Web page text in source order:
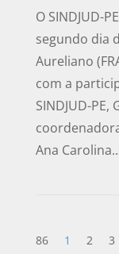
O SINDJUD-
segundo dia
Aureliano
com a
SINDJUD-
Ana
86
1 2 3